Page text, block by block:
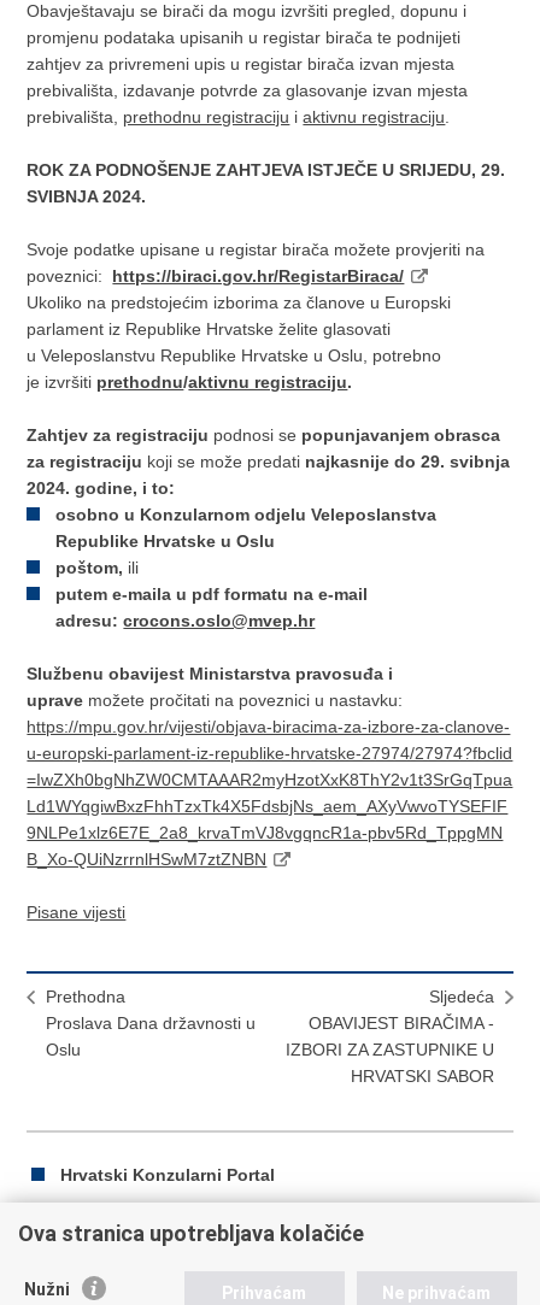
Obavještavaju se birači da mogu izvršiti pregled, dopunu i
promjenu podataka upisanih u registar birača te podnijeti
zahtjev za privremeni upis u registar birača izvan mjesta
prebivališta, izdavanje potvrde za glasovanje izvan mjesta
prebivališta, prethodnu registraciju iaktivnu registraciju
ROK ZA PODNOŠENJE ZAHTJEVA ISTJEČE U SRIJEDU, 29.
SVIBNJA 2024.
Svoje podatke upisane u registar birača možete provjeriti na
poveznici: https://biraci.gov.hr/RegistarBiraca/
Ukoliko na predstojećim izborima za članove u Europski
parlament iz Republike Hrvatske želite glasovati
u Veleposlanstvu Republike Hrvatske u Oslu, potrebno
je izvršiti prethodnu/aktivnu registraciju.
Zahtjev za registraciju podnosi se popunjavanjem obrasca
za registraciju koji se može predati najkasnije do 29. svibnja
2024. godine, i to:
osobno u Konzularnom odjelu Veleposlanstva
Republike Hrvatske u Oslu
poštom, ili
putem e-maila u pdf formatu na e-mail
adresu:crocons.oslo@mvep.hr
Službenu obavijest Ministarstva pravosuđa i
uprave možete pročitati na poveznici u nastavku:
https://mpu.gov.hr/vijesti/objava-biracima-za-izbore-za-clanove-
u-europski-parlament-iz-republike-hrvatske-27974/27974?fbclid
=IwZXh0bgNhZW0CMTAAAR2myHzotXxK8ThY2v1t3SrGqTpua
Ld1WYqgiwBxzFhhTzxTk4X5FdsbjNs_aem_AXyVwvoTYSEFIF
9NLPe1xlz6E7E_2a8_krvaTmVJ8vgqncR1a-pbv5Rd_TppgMN
B_Xo-QUiNzrrnlHSwM7ztZNBN
Pisane vijesti
Prethodna
Proslava Dana državnosti u
Oslu
Sljedeća
OBAVIJEST BIRAČIMA -
IZBORI ZA ZASTUPNIKE U
HRVATSKI SABOR
Hrvatski Konzularni Portal
Ispiši
Podijeli
Ova stranica upotrebljava kolačiće
Nužni Prihvaćam Ne prihvaćam